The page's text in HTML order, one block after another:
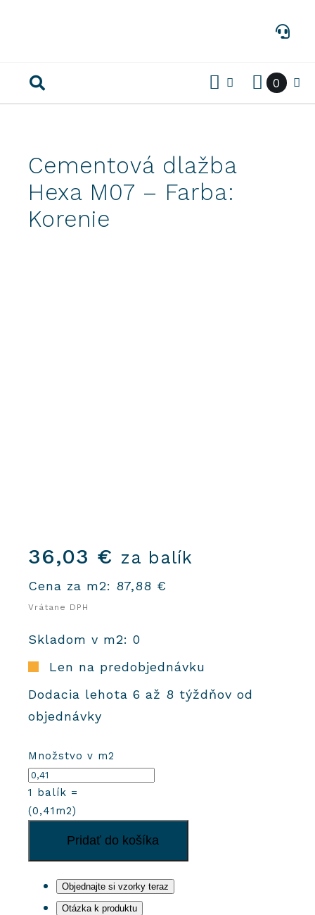
0
Cementová dlažba
Hexa M07 – Farba:
Korenie
36,03 € za balík
Cena za m2: 87,88 €
Vrátane DPH
Skladom v m2: 0
Len na predobjednávku
Dodacia lehota 6 až 8 týždňov od
objednávky
Množstvo v m2
1
balík =
(0,41 m2)
Cementová
dlažba
Hexa
Pridať do košíka
Objednajte si vzorky teraz
Otázka k produktu